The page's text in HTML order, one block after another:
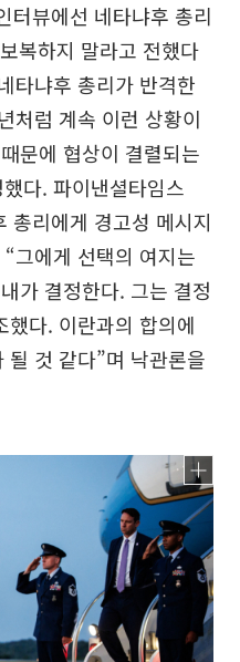
터뷰에선 네타냐후 총리
복하지 말라고 전했다
타냐후 총리가 반격한
처럼 계속 이런 상황이
문에 협상이 결렬되는
다. 파이낸셜타임스
총리에게 경고성 메시지
그에게 선택의 여지는
가 결정한다. 그는 결정
다. 이란과의 합의에
될 것 같다”며 낙관론을